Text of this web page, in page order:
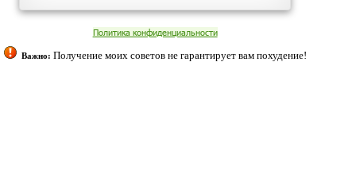
cookies. Оставаясь с нами, вы соглашаетесь с нашей
Согласен